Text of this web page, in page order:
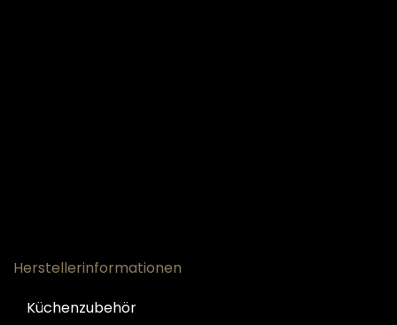
Herstellerinformationen
Küchenzubehör